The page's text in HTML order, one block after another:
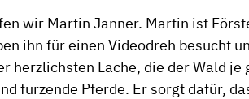
wir Martin Janner. Martin ist
ihn für einen Videodreh besucht
herzlichsten Lache, die der Wald je
furzende Pferde. Er sorgt dafür,